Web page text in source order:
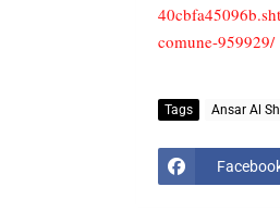
comune-959929/
Tags Ansar Al